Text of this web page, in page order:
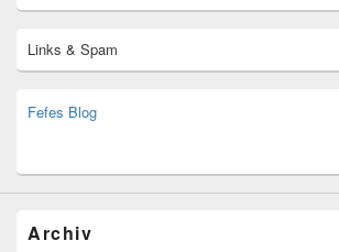
Links & Spam
Fefes Blog
Archiv